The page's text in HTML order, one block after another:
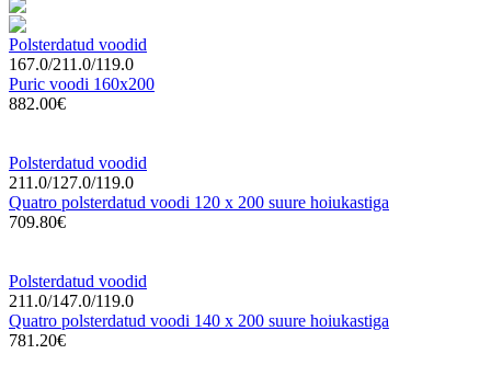
Polsterdatud voodid
167.0/211.0/119.0
Puric voodi 160x200
882.00€
Polsterdatud voodid
211.0/127.0/119.0
Quatro polsterdatud voodi 120 x 200 suure hoiukastiga
709.80€
Polsterdatud voodid
211.0/147.0/119.0
Quatro polsterdatud voodi 140 x 200 suure hoiukastiga
781.20€